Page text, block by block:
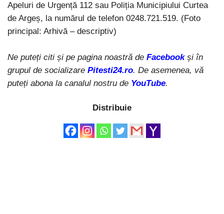
Apeluri de Urgență 112 sau Poliția Municipiului Curtea
de Argeș, la numărul de telefon 0248.721.519. (Foto
principal: Arhivă – descriptiv)
Ne puteți citi și pe pagina noastră de Facebook și în
grupul de socializare Pitesti24.ro. De asemenea, vă
puteți abona la canalul nostru de YouTube.
Distribuie